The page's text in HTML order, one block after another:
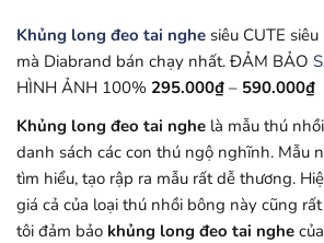
Khủng long đeo tai nghe siêu CUTE
mà Diabrand bán chạy nhất. ĐẢM BẢO
HÌNH ẢNH 100% 295.000₫ – 590.000₫
Khủng long đeo tai nghe là mẫu thú
danh sách các con thú ngộ nghĩnh. Mẫu
tìm hiểu, tạo rập ra mẫu rất dễ thương.
giá cả của loại thú nhồi bông này cũng
tôi đảm bảo khủng long đeo tai nghe